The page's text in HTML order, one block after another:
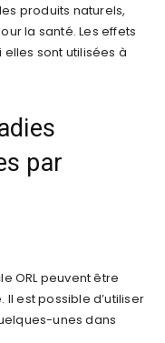
produits naturels,
la santé. Les effets
sont utilisées à
par
ORL peuvent être
est possible d’utiliser
unes dans